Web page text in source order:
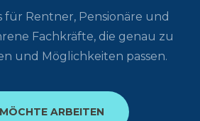
für Rentner, Pensionäre und
Fachkräfte, die genau zu
und Möglichkeiten passen.
ARBEITEN